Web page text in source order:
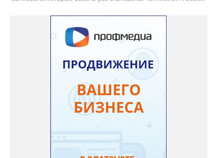
стартует в Челябинске. На ринг ДС «Юность» выйдут как
сильнейшие мужчины, так и женщины — лидеры национальной
сборной. Они разыграют 13 комплектов наград.